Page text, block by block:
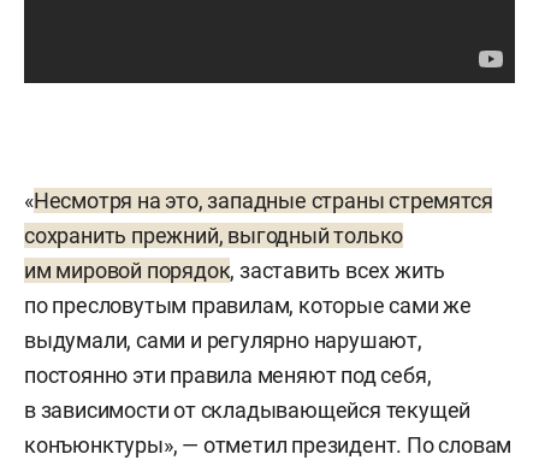
«Несмотря на это, западные страны стремятся
сохранить прежний, выгодный только
им мировой порядок, заставить всех жить
по пресловутым правилам, которые сами же
выдумали, сами и регулярно нарушают,
постоянно эти правила меняют под себя,
в зависимости от складывающейся текущей
конъюнктуры», — отметил президент. По словам